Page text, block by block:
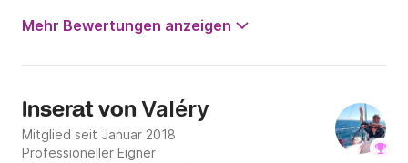
Mehr Bewertungen anzeigen
Inserat von Valéry
Mitglied seit Januar 2018
Professioneller Eigner